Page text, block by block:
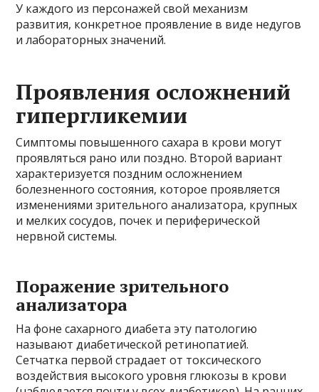
У каждого из персонажей свой механизм
развития, конкретное проявление в виде недугов
и лабораторных значений.
Проявления осложнений
гипергликемии
Симптомы повышенного сахара в крови могут
проявляться рано или поздно. Второй вариант
характеризуется поздним осложнением
болезненного состояния, которое проявляется
изменениями зрительного анализатора, крупных
и мелких сосудов, почек и периферической
нервной системы.
Поражение зрительного
анализатора
На фоне сахарного диабета эту патологию
называют диабетической ретинопатией.
Сетчатка первой страдает от токсического
воздействия высокого уровня глюкозы в крови